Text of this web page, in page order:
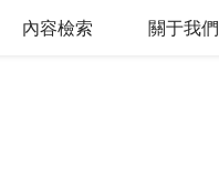
內容檢索 關于我們